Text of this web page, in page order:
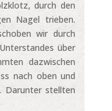
durch den
Nagel trieben.
wir durch
über
dazwischen
nach oben und
Darunter stellten